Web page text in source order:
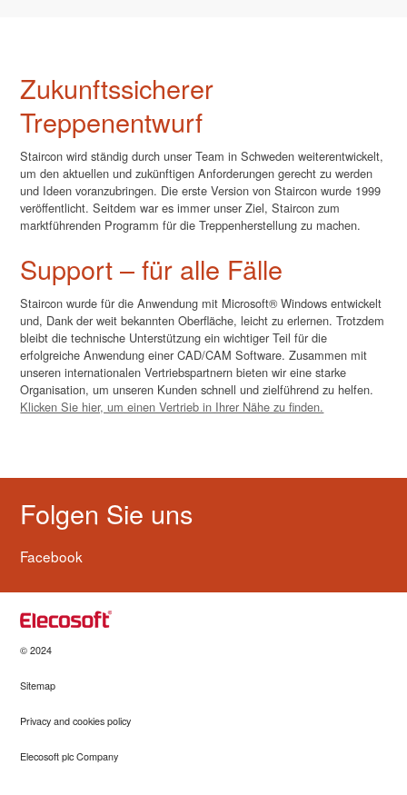
Zukunftssicherer
Treppenentwurf
Staircon wird ständig durch unser Team in Schweden weiterentwickelt,
um den aktuellen und zukünftigen Anforderungen gerecht zu werden
und Ideen voranzubringen. Die erste Version von Staircon wurde 1999
veröffentlicht. Seitdem war es immer unser Ziel, Staircon zum
marktführenden Programm für die Treppenherstellung zu machen.
Support – für alle Fälle
Staircon wurde für die Anwendung mit Microsoft® Windows entwickelt
und, Dank der weit bekannten Oberfläche, leicht zu erlernen. Trotzdem
bleibt die technische Unterstützung ein wichtiger Teil für die
erfolgreiche Anwendung einer CAD/CAM Software. Zusammen mit
unseren internationalen Vertriebspartnern bieten wir eine starke
Organisation, um unseren Kunden schnell und zielführend zu helfen.
Klicken Sie hier, um einen Vertrieb in Ihrer Nähe zu finden.
Folgen Sie uns
Facebook
© 2024
Sitemap
Privacy and cookies policy
Elecosoft plc Company